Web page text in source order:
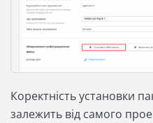
Коректність установки
залежить від самого